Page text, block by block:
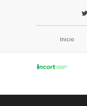
Inicio